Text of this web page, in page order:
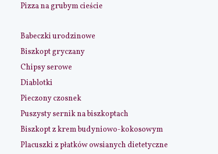
Pizza na grubym cieście
Babeczki urodzinowe
Biszkopt gryczany
Chipsy serowe
Diablotki
Pieczony czosnek
Puszysty sernik na biszkoptach
Biszkopt z krem budyniowo-kokosowym
Placuszki z płatków owsianych dietetyczne